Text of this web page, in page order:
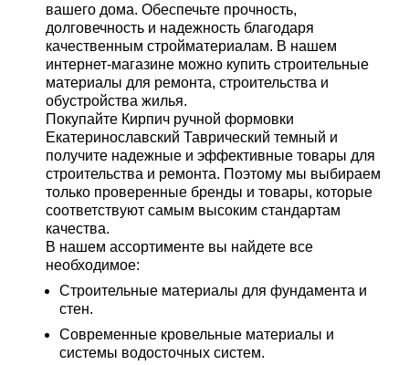
вашего дома. Обеспечьте прочность,
долговечность и надежность благодаря
качественным стройматериалам. В нашем
интернет-магазине можно купить строительные
материалы для ремонта, строительства и
обустройства жилья.
Покупайте Кирпич ручной формовки
Екатеринославский Таврический темный и
получите надежные и эффективные товары для
строительства и ремонта. Поэтому мы выбираем
только проверенные бренды и товары, которые
соответствуют самым высоким стандартам
качества.
В нашем ассортименте вы найдете все
необходимое:
Строительные материалы для фундамента и
стен.
Современные кровельные материалы и
системы водосточных систем.